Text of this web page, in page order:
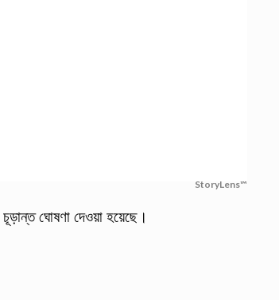
StoryLens™
ঘোষণা দেওয়া হয়েছে।